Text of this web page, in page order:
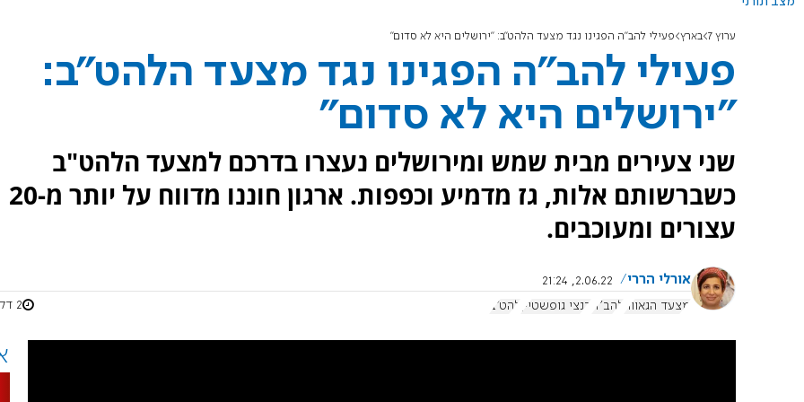
ערוץ 7 בארץ פעילי להב"ה הפגינו נגד מצעד הלהט"ב: "ירושלים היא לא סדום"
פעילי להב"ה הפגינו נגד מצעד הלהט"ב:
"ירושלים היא לא סדום"
שני צעירים מבית שמש ומירושלים נעצרו בדרכם למצעד הלהט"ב
כשברשותם אלות, גז מדמיע וכפפות. ארגון חוננו מדווח על יותר מ-20
עצורים ומעוכבים.
אורלי הררי
2.06.22, 21:24
מצעד הגאווה
להב"ה בנצי גופשטיין להט"ב 2 דקות